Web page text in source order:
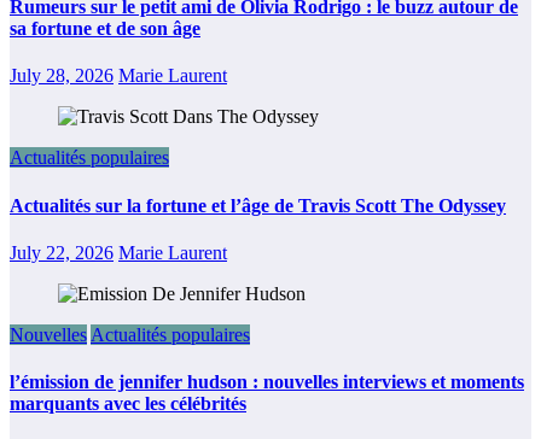
Rumeurs sur le petit ami de Olivia Rodrigo : le buzz autour de
sa fortune et de son âge
July 28, 2026 Marie Laurent
Actualités populaires
Actualités sur la fortune et l’âge de Travis Scott The Odyssey
July 22, 2026 Marie Laurent
Nouvelles Actualités populaires
l’émission de jennifer hudson : nouvelles interviews et moments
marquants avec les célébrités